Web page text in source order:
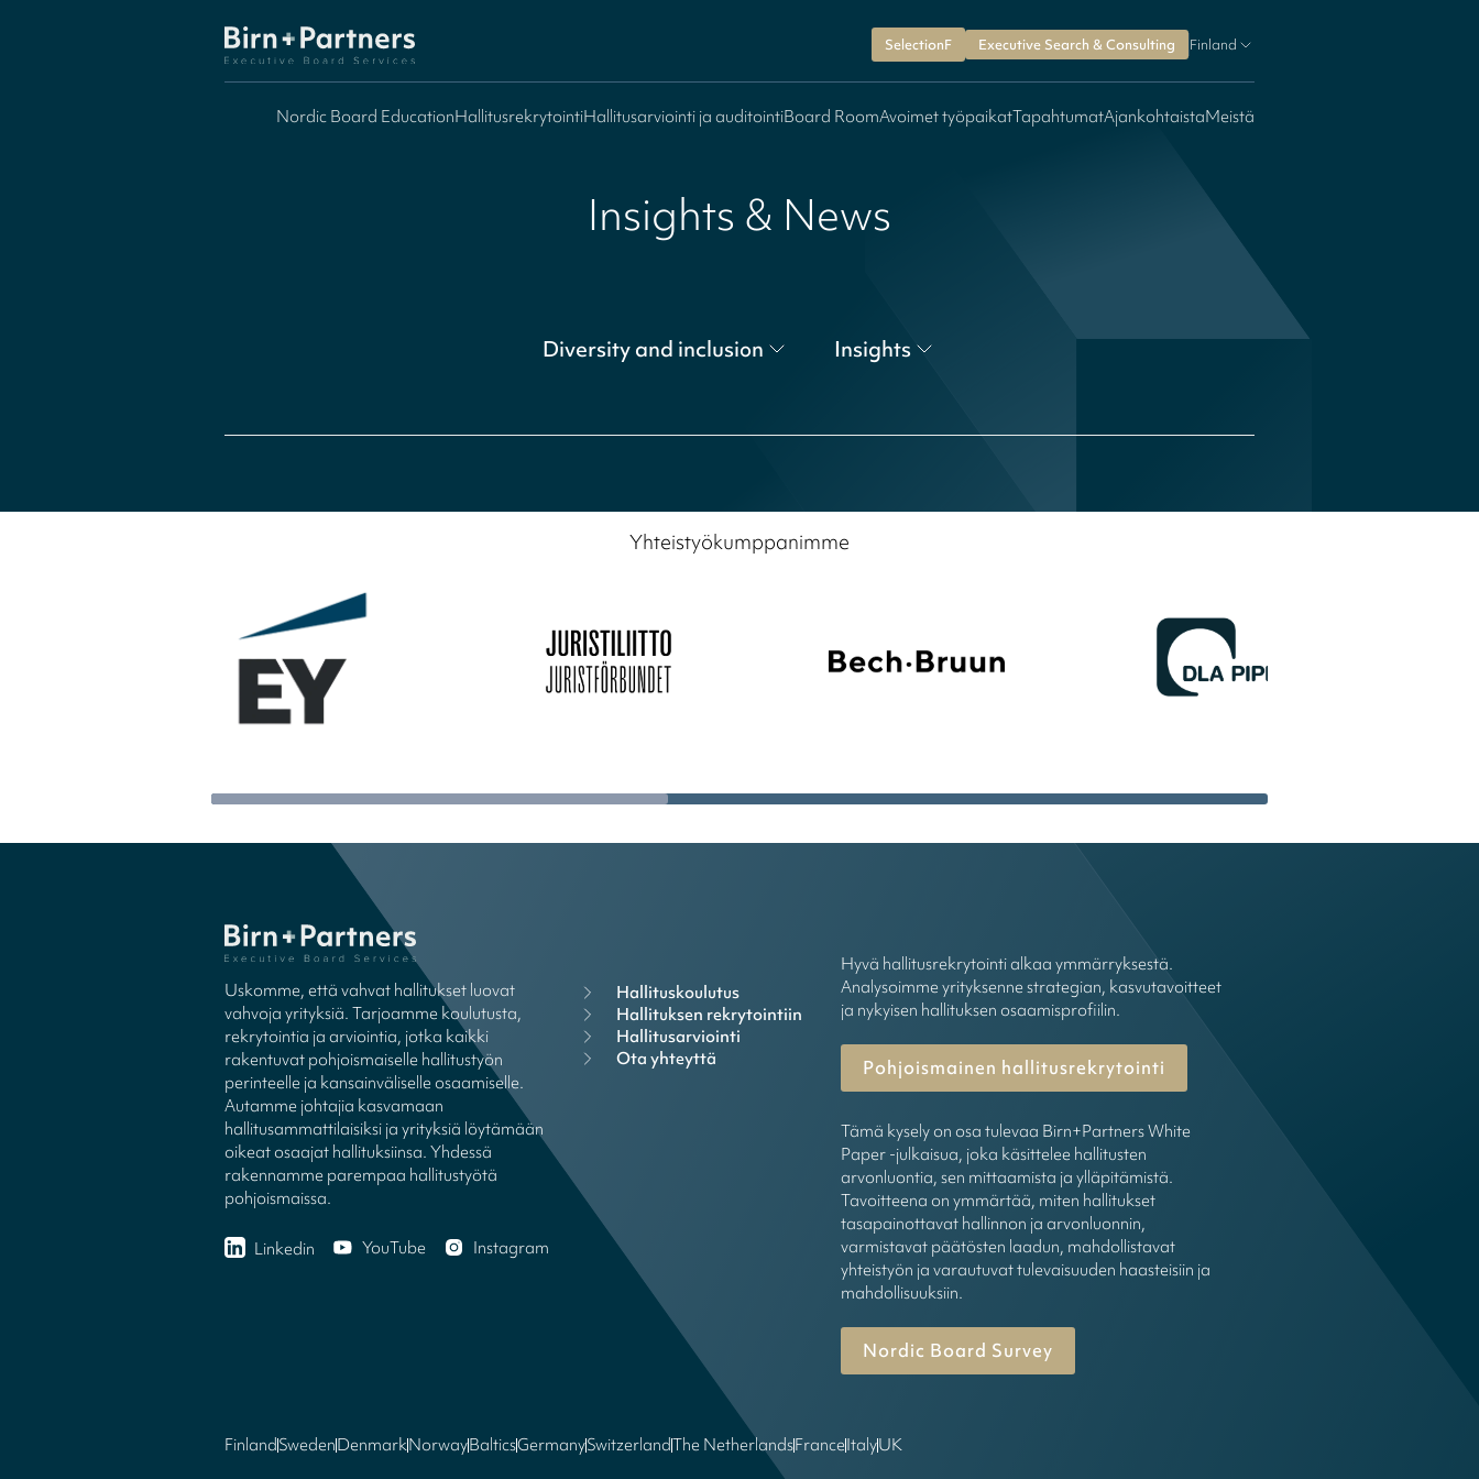
SelectionF Executive Search & Consulting Finland
Nordic Board EducationHallitusrekrytointiHallitusarviointi ja auditointiBoard RoomAvoimet työpaikatTapahtumatAjankohtaistaMeistä
Insights & News
Diversity and inclusion Insights
Yhteistyökumppanimme
Uskomme, että vahvat hallitukset luovat
vahvoja yrityksiä. Tarjoamme koulutusta,
rekrytointia ja arviointia, jotka kaikki
rakentuvat pohjoismaiselle hallitustyön
perinteelle ja kansainväliselle osaamiselle.
Autamme johtajia kasvamaan
hallitusammattilaisiksi ja yrityksiä löytämään
oikeat osaajat hallituksiinsa. Yhdessä
rakennamme parempaa hallitustyötä
pohjoismaissa.
Linkedin YouTube Instagram
Hallituskoulutus
Hallituksen rekrytointiin
Hallitusarviointi
Ota yhteyttä
Hyvä hallitusrekrytointi alkaa ymmärryksestä.
Analysoimme yrityksenne strategian, kasvutavoitteet
ja nykyisen hallituksen osaamisprofiilin.
Pohjoismainen hallitusrekrytointi
Tämä kysely on osa tulevaa Birn+Partners White
Paper -julkaisua, joka käsittelee hallitusten
arvonluontia, sen mittaamista ja ylläpitämistä.
Tavoitteena on ymmärtää, miten hallitukset
tasapainottavat hallinnon ja arvonluonnin,
varmistavat päätösten laadun, mahdollistavat
yhteistyön ja varautuvat tulevaisuuden haasteisiin ja
mahdollisuuksiin.
Nordic Board Survey
FinlandSwedenDenmarkNorwayBalticsGermanySwitzerlandThe NetherlandsFranceItalyUK